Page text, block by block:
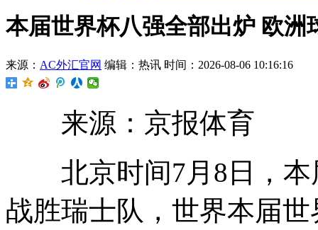
本届世界杯八强全部出炉 欧洲
来源： AC外汇官网 编辑：热讯 时间：2026-08-06 10:16:16
来源：京报体育
北京时间7月8日，本
战胜瑞士队，世界本届